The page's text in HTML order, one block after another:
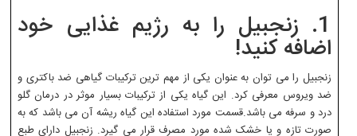
1. زنجبیل را به رژیم غذایی خود
اضافه کنید!
زنجبیل را می توان به عنوان یکی از مهم ترین ترکیبات گیاهی ضد باکتری و
ضد ویروس معرفی کرد. این گیاه یکی از ترکیبات بسیار موثر در درمان گلو
درد و سرفه می باشد.قسمت مورد استفاده این گیاه ریشه آن می باشد که به
صورت تازه و یا خشک شده مورد مصرف قرار می گیرد. زنجبیل دارای طبع